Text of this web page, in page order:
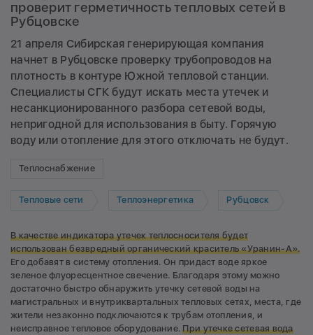
проверит герметичность тепловых сетей в
Рубцовске
21 апреля Сибирская генерирующая компания
начнет в Рубцовске проверку трубопроводов на
плотность в контуре Южной тепловой станции.
Специалисты СГК будут искать места утечек и
несанкционированного разбора сетевой воды,
непригодной для использования в быту. Горячую
воду или отопление для этого отключать не будут.
Теплоснабжение
Тепловые сети Теплоэнергетика Рубцовск
В качестве индикатора утечек теплосносителя будет
использован безвредный органический краситель «Уранин-А».
Его добавят в систему отопления. Он придаст воде яркое
зеленое флуоресцентное свечение. Благодаря этому можно
достаточно быстро обнаружить утечку сетевой воды на
магистральных и внутриквартальных тепловых сетях, места, где
жители незаконно подключаются к трубам отопления, и
неисправное тепловое оборудование.При утечке сетевая вода